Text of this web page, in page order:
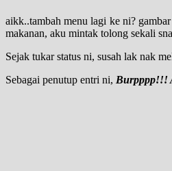
aikk..tambah menu lagi ke ni?
makanan, aku mintak tolong sekali
Sejak tukar status ni, susah lak nak
Sebagai penutup entri ni, Burpppp!!!